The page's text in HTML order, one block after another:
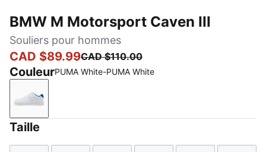
BMW M Motorsport Caven III
Souliers pour hommes
CAD $89.99CAD $110.00
CouleurPUMA White-PUMA White
PUMA White-PUMA White
Taille